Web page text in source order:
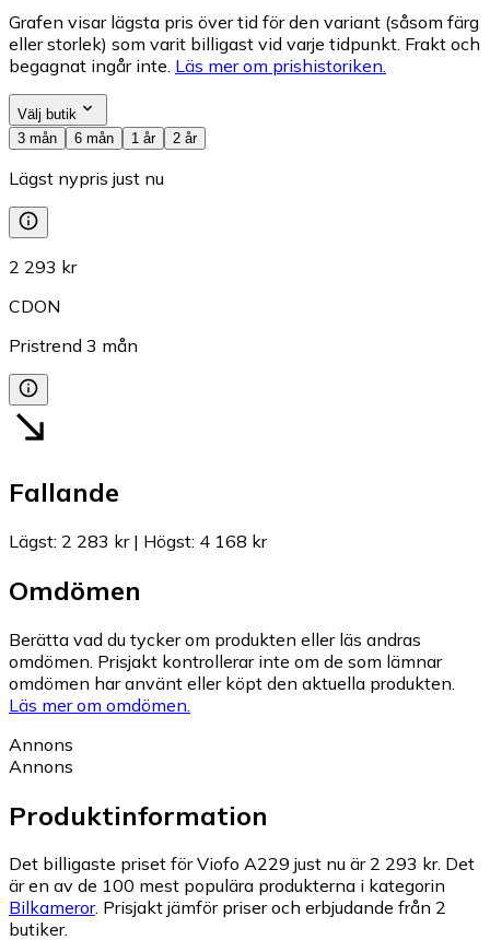
Grafen visar lägsta pris över tid för den variant (såsom färg
eller storlek) som varit billigast vid varje tidpunkt. Frakt och
begagnat ingår inte. Läs mer om prishistoriken.
Välj butik
3 mån
6 mån 1 år 2 år
Lägst nypris just nu
2 293 kr
CDON
Pristrend 3 mån
Fallande
Lägst: 2 283 kr| Högst: 4 168 kr
Omdömen
Berätta vad du tycker om produkten eller läs andras
omdömen. Prisjakt kontrollerar inte om de som lämnar
omdömen har använt eller köpt den aktuella produkten.
Läs mer om omdömen.
Annons
Annons
Produktinformation
Det billigaste priset för Viofo A229 just nu är 2 293 kr. Det
är en av de 100 mest populära produkterna i kategorin
Bilkameror. Prisjakt jämför priser och erbjudande från 2
butiker.